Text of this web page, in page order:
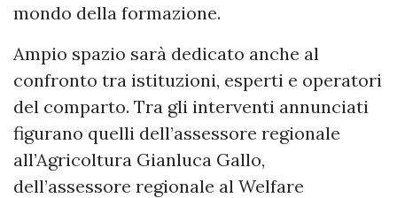
mondo della formazione.
Ampio spazio sarà dedicato anche al
confronto tra istituzioni, esperti e operatori
del comparto. Tra gli interventi annunciati
figurano quelli dell’assessore regionale
all’Agricoltura Gianluca Gallo,
dell’assessore regionale al Welfare